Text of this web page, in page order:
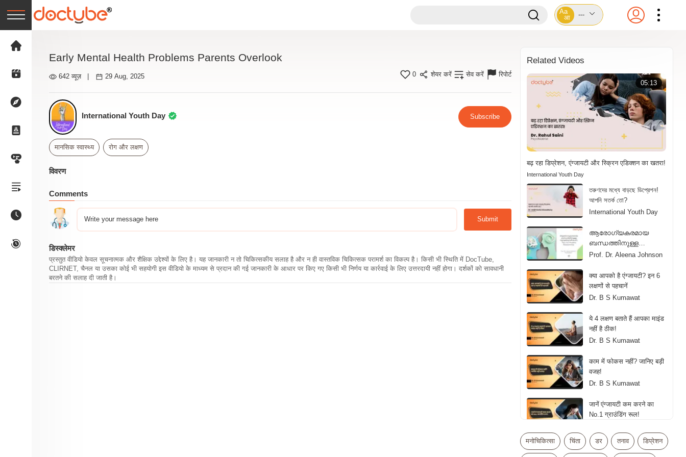
Aa
आ
---
Early Mental Health Problems Parents Overlook
642 व्यूज़ 29 Aug, 2025 0 शेयर करें सेव करें रिपोर्ट
International Youth Day Subscribe
मानसिक स्वास्थ्य रोग और लक्षण
विवरण
Comments
Write your message here Submit
डिस्क्लेमर
प्रस्तुत वीडियो केवल सूचनात्मक और शैक्षिक उद्देश्यों के लिए है। यह जानकारी न तो चिकित्सकीय सलाह है और न ही वास्तविक चिकित्सक परामर्श का विकल्प है। किसी भी स्थिति में DocTube,
CLIRNET, चैनल या उसका कोई भी सहयोगी इस वीडियो के माध्यम से प्रदान की गई जानकारी के आधार पर किए गए किसी भी निर्णय या कार्रवाई के लिए उत्तरदायी नहीं होगा। दर्शकों को सावधानी
बरतने की सलाह दी जाती है।
Related Videos
05:13
बढ़ रहा डिप्रेशन, एंग्जायटी और स्क्रिन एडिक्शन का खतरा!
International Youth Day
তরুণদের মধ্যে বাড়ছে ডিপ্রেশন!
আপনি সতর্ক তো?
International Youth Day
ആരോഗ്യകരമായ
ബന്ധത്തിനുള്ള
നുറുങ്ങുവഴികൾ | Tips
Malayalam
Prof. Dr. Aleena Johnson
क्या आपको है एंग्जायटी? इन 6
लक्षणों से पहचानें
Dr. B S Kumawat
ये 4 लक्षण बताते हैं आपका माइंड
नहीं है ठीक!
Dr. B S Kumawat
काम में फोकस नहीं? जानिए बड़ी
वजह!
Dr. B S Kumawat
जानें एंग्जायटी कम करने का
No.1 ग्राउंडिंग रूल!
स्ट्रेस vs एंग्जायटी: जानिए 4
मनोचिकित्सा चिंता डर तनाव डिप्रेशन